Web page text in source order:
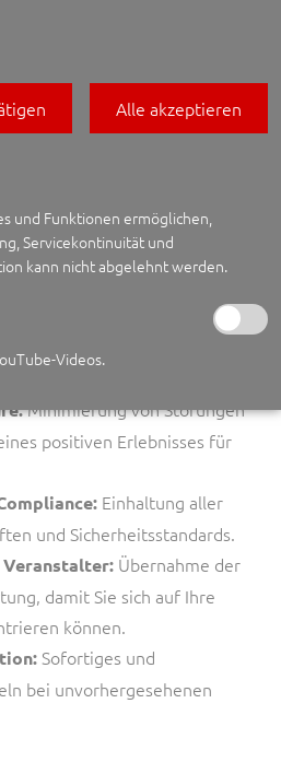
Besucherzahl, um ein präzises
Sie sich für einen Partner, der
durch kompromisslose
Minimierung von Störungen
positiven Erlebnisses für
Einhaltung aller
und Sicherheitsstandards.
Übernahme der
damit Sie sich auf Ihre
können.
Sofortiges und
bei unvorhergesehenen
Alle akzeptieren
und Funktionen ermöglichen,
Servicekontinuität und
kann nicht abgelehnt werden.
Videos.